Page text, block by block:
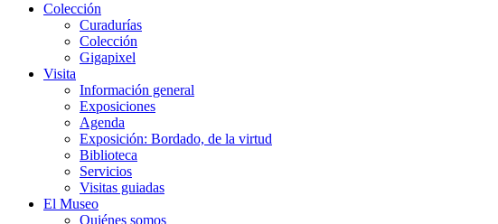
Colección
Curadurías
Colección
Gigapixel
Visita
Información general
Exposiciones
Agenda
Exposición: Bordado, de la virtud
Biblioteca
Servicios
Visitas guiadas
El Museo
Quiénes somos